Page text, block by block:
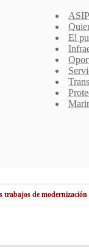
El
trabajos de